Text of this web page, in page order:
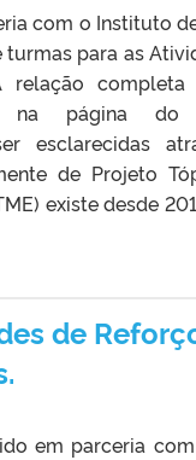
com o Instituto
turmas para as
relação
na página do
esclarecidas
de Projeto
existe desde
de
em parceria